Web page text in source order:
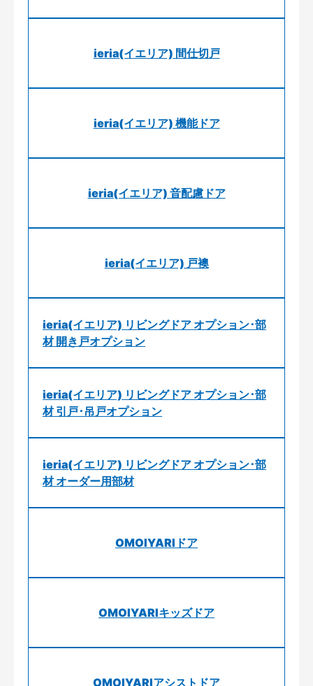
ieria(イエリア) 間仕切戸
ieria(イエリア) 機能ドア
ieria(イエリア) 音配慮ドア
ieria(イエリア) 戸襖
ieria(イエリア) リビングドア オプション･部
材 開き戸オプション
ieria(イエリア) リビングドア オプション･部
材 引戸･吊戸オプション
ieria(イエリア) リビングドア オプション･部
材 オーダー用部材
OMOIYARIドア
OMOIYARIキッズドア
OMOIYARIアシストドア